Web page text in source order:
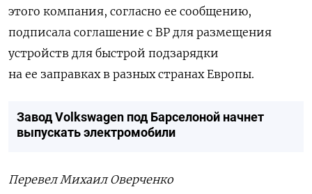
этого компания, согласно ее сообщению,
подписала соглашение с BP для размещения
устройств для быстрой подзарядки
на ее заправках в разных странах Европы.
Завод Volkswagen под Барселоной начнет
выпускать электромобили
Перевел Михаил Оверченко